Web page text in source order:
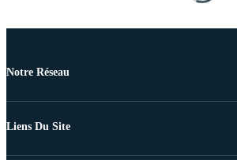
Notre Réseau
Liens Du Site